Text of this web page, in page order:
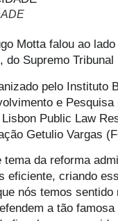
Motta falou ao
do Supremo Tribunal
pelo Instituto
e Pesquisa
Public Law
Getulio Vargas
tema da reforma
eficiente, criando
nós temos sentido
a tão famosa